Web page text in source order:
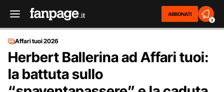
ABBONATI
2
Affari tuoi 2026
Herbert Ballerina ad Affari tuoi:
la battuta sullo